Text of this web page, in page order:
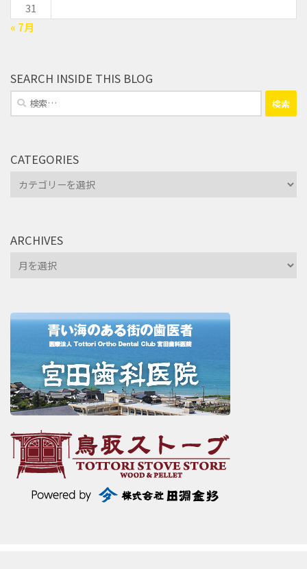
31
« 7月
SEARCH INSIDE THIS BLOG
検
索:
CATEGORIES
Categories
ARCHIVES
Archives